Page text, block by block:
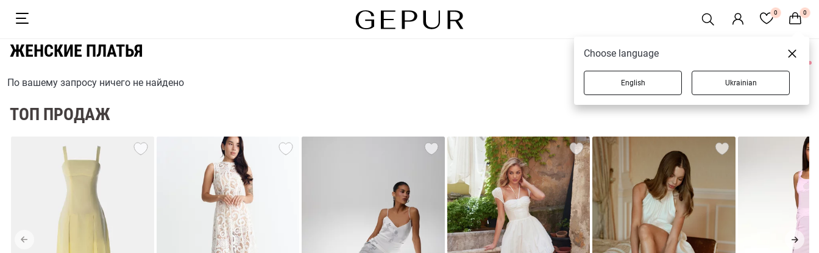
0 0
ЖЕНСКИЕ ПЛАТЬЯ
0 товаров
По вашему запросу ничего не найдено
ТОП ПРОДАЖ
Choose language
English Ukrainian